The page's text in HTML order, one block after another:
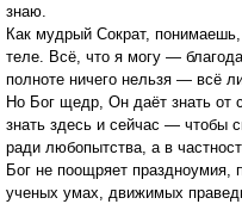
знаю.
Как мудрый Сократ,
теле. Всё, что я могу —
полноте ничего нельзя — всё
Но Бог щедр, Он даёт знать от
знать здесь и сейчас — чтобы
ради любопытства, а в
Бог не поощряет
ученых умах, движимых